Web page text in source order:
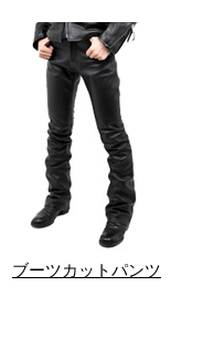
ブーツカットパンツ